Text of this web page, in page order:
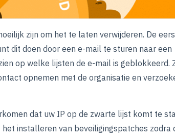
zijn om het te laten verwijderen. De
dit doen door een e-mail te sturen naar een
op welke lijsten de e-mail is geblokkeerd.
opnemen met de organisatie en
dat uw IP op de zwarte lijst komt te
installeren van beveiligingspatches zodra